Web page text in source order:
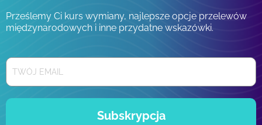
Prześlemy Ci kurs wymiany, najlepsze opcje przelewów
międzynarodowych i inne przydatne wskazówki.
Subskrypcja